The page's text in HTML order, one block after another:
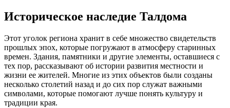
Историческое наследие Талдома
Этот уголок региона хранит в себе множество свидетельств
прошлых эпох, которые погружают в атмосферу старинных
времен. Здания, памятники и другие элементы, оставшиеся с
тех пор, рассказывают об истории развития местности и
жизни ее жителей. Многие из этих объектов были созданы
несколько столетий назад и до сих пор служат важными
символами, которые помогают лучше понять культуру и
традиции края.